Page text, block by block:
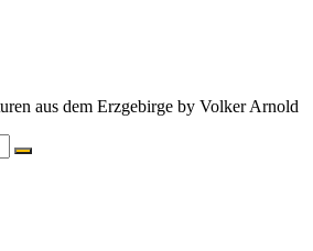
aus dem Erzgebirge by Volker Arnold